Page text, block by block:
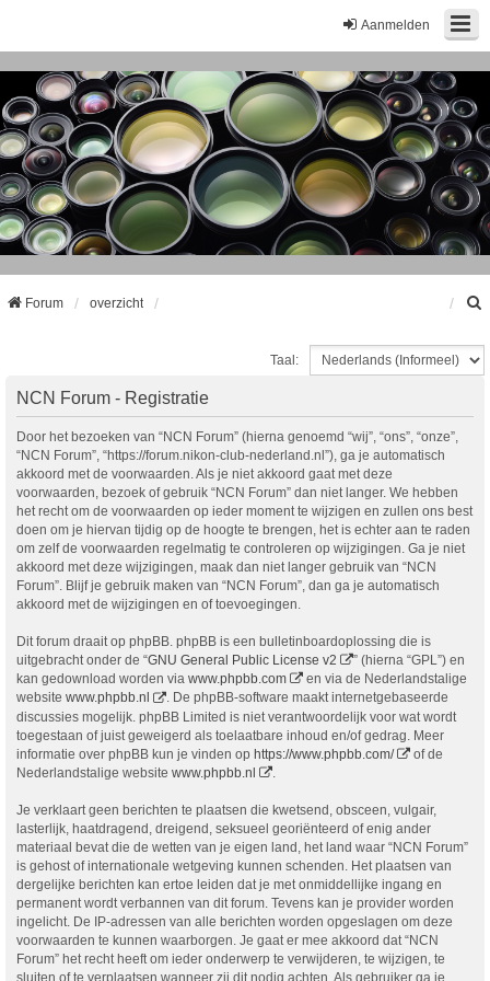
Aanmelden
Forum overzicht
Taal:
NCN Forum - Registratie
Door het bezoeken van “NCN Forum” (hierna genoemd “wij”, “ons”, “onze”,
“NCN Forum”, “https://forum.nikon-club-nederland.nl”), ga je automatisch
akkoord met de voorwaarden. Als je niet akkoord gaat met deze
voorwaarden, bezoek of gebruik “NCN Forum” dan niet langer. We hebben
het recht om de voorwaarden op ieder moment te wijzigen en zullen ons best
doen om je hiervan tijdig op de hoogte te brengen, het is echter aan te raden
om zelf de voorwaarden regelmatig te controleren op wijzigingen. Ga je niet
akkoord met deze wijzigingen, maak dan niet langer gebruik van “NCN
Forum”. Blijf je gebruik maken van “NCN Forum”, dan ga je automatisch
akkoord met de wijzigingen en of toevoegingen.
Dit forum draait op phpBB. phpBB is een bulletinboardoplossing die is
uitgebracht onder de “GNU General Public License v2
” (hierna “GPL”) en
kan gedownload worden via www.phpbb.com
en via de Nederlandstalige
website www.phpbb.nl
. De phpBB-software maakt internetgebaseerde
discussies mogelijk. phpBB Limited is niet verantwoordelijk voor wat wordt
toegestaan of juist geweigerd als toelaatbare inhoud en/of gedrag. Meer
informatie over phpBB kun je vinden op https://www.phpbb.com/
of de
Nederlandstalige website www.phpbb.nl .
Je verklaart geen berichten te plaatsen die kwetsend, obsceen, vulgair,
lasterlijk, haatdragend, dreigend, seksueel georiënteerd of enig ander
materiaal bevat die de wetten van je eigen land, het land waar “NCN Forum”
is gehost of internationale wetgeving kunnen schenden. Het plaatsen van
dergelijke berichten kan ertoe leiden dat je met onmiddellijke ingang en
permanent wordt verbannen van dit forum. Tevens kan je provider worden
ingelicht. De IP-adressen van alle berichten worden opgeslagen om deze
voorwaarden te kunnen waarborgen. Je gaat er mee akkoord dat “NCN
Forum” het recht heeft om ieder onderwerp te verwijderen, te wijzigen, te